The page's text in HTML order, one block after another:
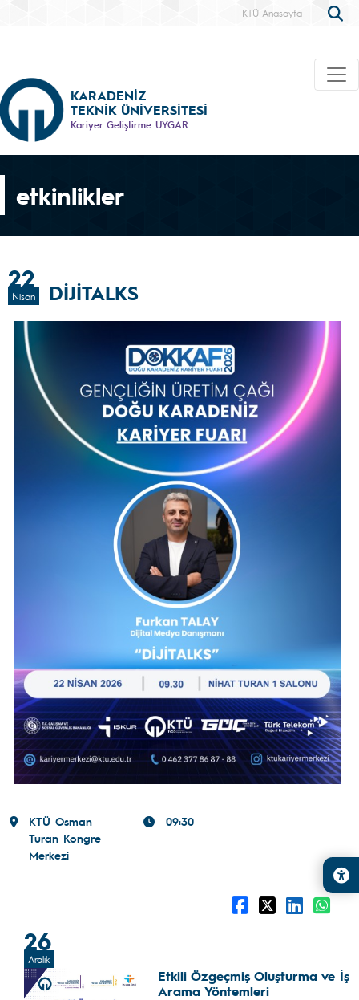
KTÜ Anasayfa
KARADENİZ
TEKNİK ÜNİVERSİTESİ
Kariyer Geliştirme UYGAR
etkinlikler
22
Nisan DİJİTALKS
KTÜ Osman
Turan Kongre
Merkezi
09:30
26
Aralık
Etkili Özgeçmiş Oluşturma ve İş
Arama Yöntemleri